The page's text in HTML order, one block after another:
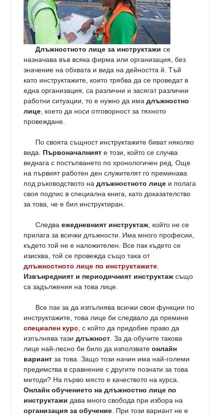
Длъжностното лице за инструктажи се
назначава във всяка фирма или организация, без
значение на обхвата и вида на дейността й. Тъй
като инструктажите, които трябва да се проведат в
една организация, са различни и засягат различни
работни ситуации, то е нужно да имадлъжностно
лице , което да носи отговорност за тяхното
провеждане.
По своята същност инструктажите биват няколко
вида. Първоначалният е този, който се случва
веднага с постъпването по хронологичен ред. Още
на първият работен ден служителят го преминава
под ръководството надлъжностното лице и полага
своя подпис в специална книга, като доказателство
за това, че е бил инструктиран.
Следваежедневният инструктаж , който не се
прилага за всички длъжности. Има много професии,
където той не е наложителен. Все пак където се
изисква, той се провежда също така от
длъжностното лице по инструктажите
Извънредният и периодичният инструктаж също
са задължения на това лице.
Все пак за да изпълнява всички свои функции по
инструктажите, това лице би следвало да премине
специален курс , с който да придобие право да
изпълнява тазидлъжност . За да обучите такова
лице най-лесно би било да използватеонлайн
вариант за това. Защо този начин има най-големи
предимства в сравнение с другите познати за това
методи? На първо място е качеството на курса.
Онлайн обучението на длъжностно лице по
инструктажи дава много свобода при избора на
организация за обучение . При този вариант не е